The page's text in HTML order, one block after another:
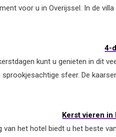
voor u in Overijssel. In de
4-
kunt u genieten in dit
sprookjesachtige sfeer. De
Kerst vieren
van het hotel biedt u het beste